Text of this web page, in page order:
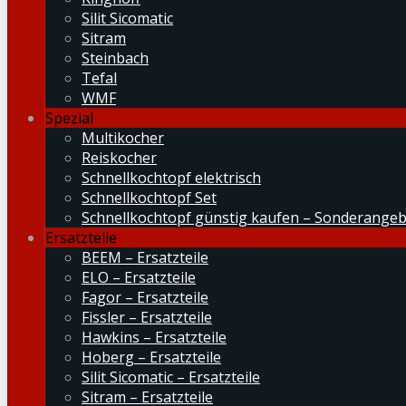
Silit Sicomatic
Sitram
Steinbach
Tefal
WMF
Spezial
Multikocher
Reiskocher
Schnellkochtopf elektrisch
Schnellkochtopf Set
Schnellkochtopf günstig kaufen –
Ersatzteile
BEEM – Ersatzteile
ELO – Ersatzteile
Fagor – Ersatzteile
Fissler – Ersatzteile
Hawkins – Ersatzteile
Hoberg – Ersatzteile
Silit Sicomatic – Ersatzteile
Sitram – Ersatzteile